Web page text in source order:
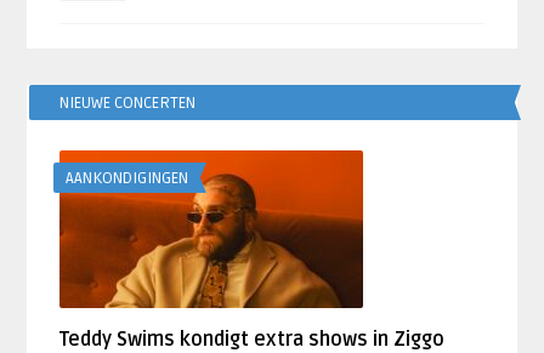
NIEUWE CONCERTEN
AANKONDIGINGEN
Teddy Swims kondigt extra shows in Ziggo